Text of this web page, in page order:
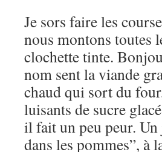
Je sors faire les
nous montons toutes
clochette tinte.
nom sent la viande
chaud qui sort du
luisants de sucre
il fait un peu peur. Un
dans les pommes”, à